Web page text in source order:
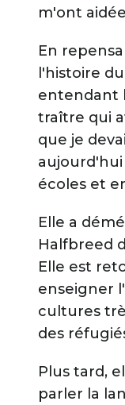
m'ont
En
l'histoire
entendant
traître qui
que je
écoles et
Elle a
Halfbreed
Elle est
enseigner
cultures
des
Plus tard,
parler la